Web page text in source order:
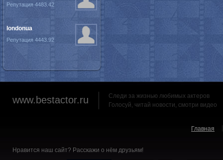
Репутация 4483.42
londonua
Репутация 4443.92
www.bestactor.ru
Следи за жизнью любимых актеров
Голосуй, читай новости, смотри видео
Главная
Нравится наш сайт? Расскажи о нём друзьям!